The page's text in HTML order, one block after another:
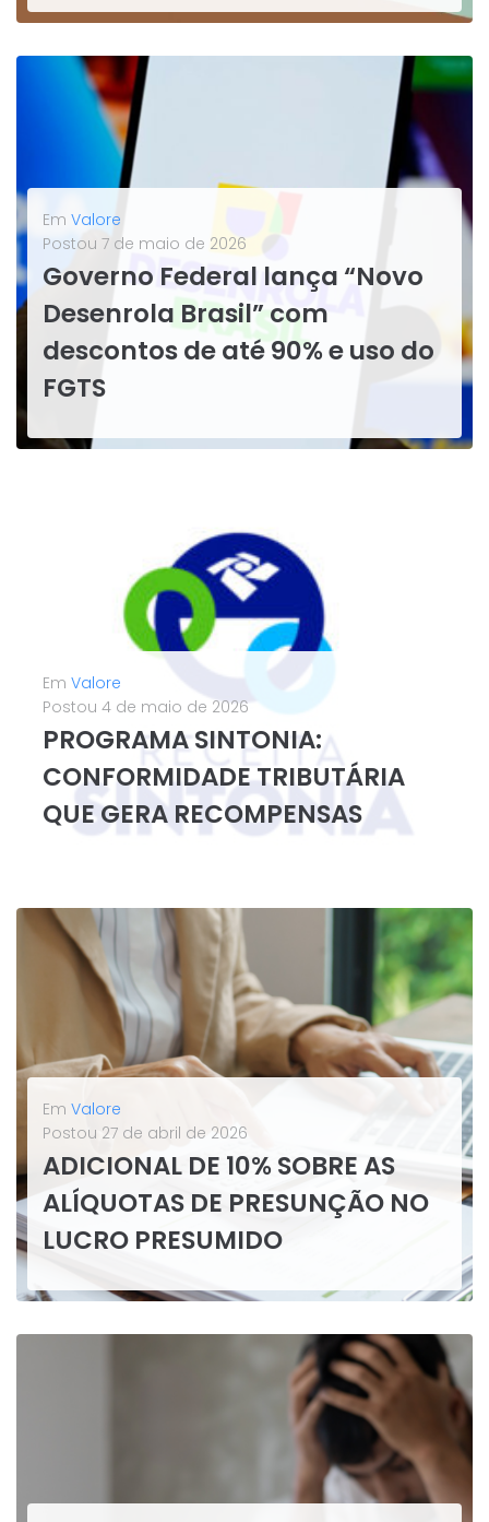
LEIA MAIS
Em Valore
Postou 7 de maio de 2026
Governo Federal lança “Novo
Desenrola Brasil” com
descontos de até 90% e uso do
FGTS
Em Valore
Postou 4 de maio de 2026
PROGRAMA SINTONIA:
CONFORMIDADE TRIBUTÁRIA
QUE GERA RECOMPENSAS
LEIA MAIS
Em Valore
Postou 27 de abril de 2026
ADICIONAL DE 10% SOBRE AS
ALÍQUOTAS DE PRESUNÇÃO NO
LUCRO PRESUMIDO